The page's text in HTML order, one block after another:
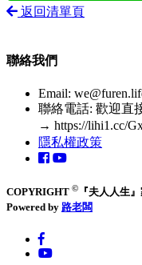
返回清單頁
聯絡我們
Email:
聯絡電話: 歡迎直
→ https://lihi1.cc/
隱私權政策
COPYRIGHT ©
『夫人人生
Powered by 路老闆